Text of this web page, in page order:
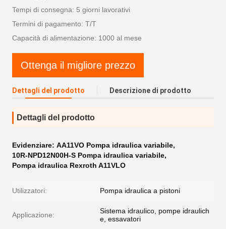
Tempi di consegna: 5 giorni lavorativi
Termini di pagamento: T/T
Capacità di alimentazione: 1000 al mese
Ottenga il migliore prezzo
Dettagli del prodotto Descrizione di prodotto
Dettagli del prodotto
Evidenziare: AA11VO Pompa idraulica variabile,
10R-NPD12N00H-S Pompa idraulica variabile,
Pompa idraulica Rexroth A11VLO
Utilizzatori: Pompa idraulica a pistoni
Applicazione:
Sistema idraulico, pompe idraulich
e, essavatori